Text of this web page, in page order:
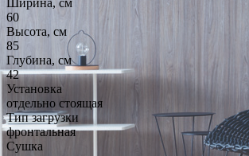
60
Высота, см
85
Глубина, см
42
Установка
отдельно стоящая
Тип загрузки
фронтальная
Сушка